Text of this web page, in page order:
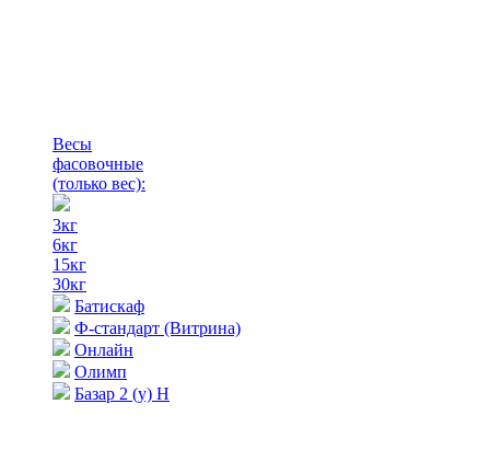
Весы
фасовочные
(только вес):
3кг
6кг
15кг
30кг
Батискаф
Ф-стандарт (Витрина)
Онлайн
Олимп
Базар 2 (у) Н